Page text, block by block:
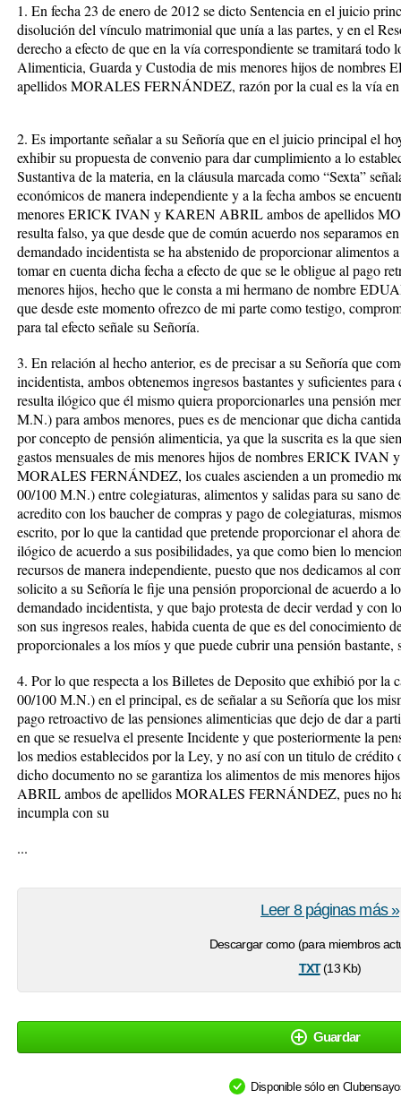
1. En fecha 23 de enero de 2012 se dicto Sentencia en el juicio
disolución del vínculo matrimonial que unía a las partes, y en el
derecho a efecto de que en la vía correspondiente se tramitará todo
Alimenticia, Guarda y Custodia de mis menores hijos de
apellidos MORALES FERNÁNDEZ, razón por la cual es la vía en
2. Es importante señalar a su Señoría que en el juicio principal el
exhibir su propuesta de convenio para dar cumplimiento a lo
Sustantiva de la materia, en la cláusula marcada como “Sexta”
económicos de manera independiente y a la fecha ambos se
menores ERICK IVAN y KAREN ABRIL ambos de apellidos
resulta falso, ya que desde que de común acuerdo nos separamos
demandado incidentista se ha abstenido de proporcionar alimentos
tomar en cuenta dicha fecha a efecto de que se le obligue al pago
menores hijos, hecho que le consta a mi hermano de nombre
que desde este momento ofrezco de mi parte como testigo,
para tal efecto señale su Señoría.
3. En relación al hecho anterior, es de precisar a su Señoría que
incidentista, ambos obtenemos ingresos bastantes y suficientes
resulta ilógico que él mismo quiera proporcionarles una pensión
M.N.) para ambos menores, pues es de mencionar que dicha
por concepto de pensión alimenticia, ya que la suscrita es la que
gastos mensuales de mis menores hijos de nombres ERICK
MORALES FERNÁNDEZ, los cuales ascienden a un promedio
00/100 M.N.) entre colegiaturas, alimentos y salidas para su sano
acredito con los baucher de compras y pago de colegiaturas,
escrito, por lo que la cantidad que pretende proporcionar el ahora
ilógico de acuerdo a sus posibilidades, ya que como bien lo
recursos de manera independiente, puesto que nos dedicamos al
solicito a su Señoría le fije una pensión proporcional de acuerdo a
demandado incidentista, y que bajo protesta de decir verdad y con
son sus ingresos reales, habida cuenta de que es del conocimiento
proporcionales a los míos y que puede cubrir una pensión
4. Por lo que respecta a los Billetes de Deposito que exhibió por la
00/100 M.N.) en el principal, es de señalar a su Señoría que los
pago retroactivo de las pensiones alimenticias que dejo de dar a
en que se resuelva el presente Incidente y que posteriormente la
los medios establecidos por la Ley, y no así con un titulo de crédito
dicho documento no se garantiza los alimentos de mis menores
ABRIL ambos de apellidos MORALES FERNÁNDEZ, pues no
incumpla con su
...
Descargar como (para miembros
txt(13 Kb)
Leer 8 páginas más »
Guardar
Disponible sólo en